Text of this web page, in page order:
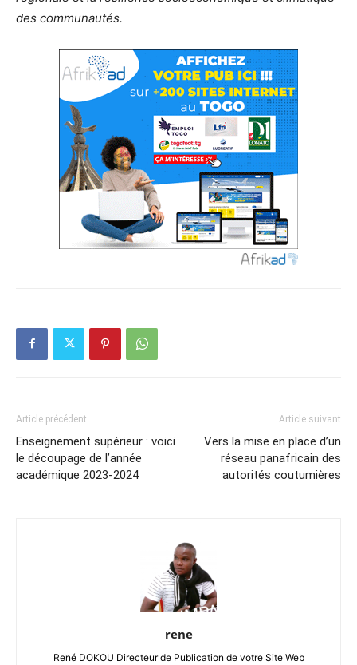
des communautés.
Article précédent
Enseignement supérieur : voici
le découpage de l’année
académique 2023-2024
Article suivant
Vers la mise en place d’un
réseau panafricain des
autorités coutumières
rene
René DOKOU Directeur de Publication de votre Site Web